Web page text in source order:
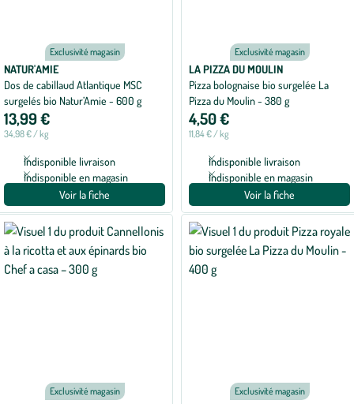
Exclusivité magasin
NATUR'AMIE
Dos de cabillaud Atlantique MSC
surgelés bio Natur’Amie - 600 g
13,99 €
34,98 € / kg
Indisponible livraison
Indisponible en magasin
Voir la fiche
Exclusivité magasin
LA PIZZA DU MOULIN
Pizza bolognaise bio surgelée La
Pizza du Moulin - 380 g
4,50 €
11,84 € / kg
Indisponible livraison
Indisponible en magasin
Voir la fiche
Exclusivité magasin Exclusivité magasin